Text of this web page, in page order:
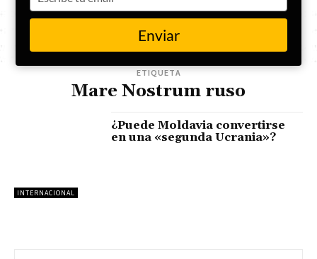
ETIQUETA
Mare Nostrum ruso
INTERNACIONAL
¿Puede Moldavia convertirse
en una «segunda Ucrania»?
your
email
Enviar